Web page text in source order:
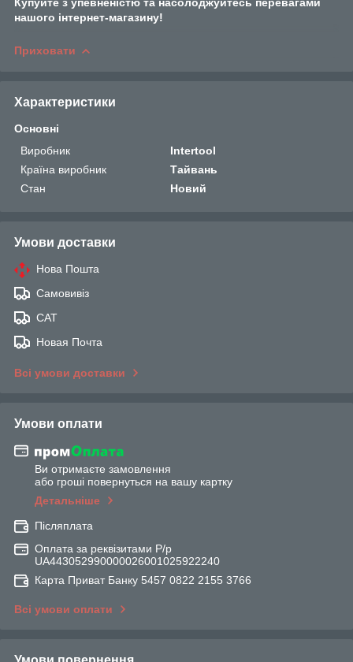
нашого інтернет-магазину!
Приховати
Характеристики
Основні
Виробник
Intertool
Країна виробник
Тайвань
Стан
Новий
Умови доставки
Нова Пошта
Самовивіз
САТ
Новая Почта
Всі умови доставки
Умови оплати
Ви отримаєте замовлення
або гроші повернуться на вашу картку
Детальніше
Післяплата
Оплата за реквізитами Р/р
UA443052990000026001025922240
Карта Приват Банку 5457 0822 2155 3766
Всі умови оплати